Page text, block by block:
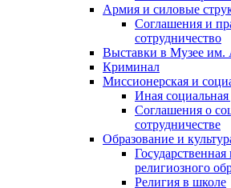
Армия и силовые
Соглашения и
сотрудничество
Выставки в Музее им.
Криминал
Миссионерская и
Иная социальная
Соглашения о
сотрудничестве
Образование и
религиозного
Религия в школе